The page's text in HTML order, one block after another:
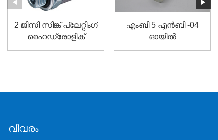
2 ജിസി സിങ്ക് പ്ലേറ്റിംഗ്
ഹൈഡ്രോളിക്
എം‌ബി 5 എൻ‌ബി -04
ഓയിൽ
വിവരം